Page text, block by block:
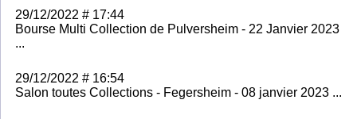
29/12/2022 # 17:44
Bourse Multi Collection de Pulversheim - 22 Janvier 2023
...
29/12/2022 # 16:54
Salon toutes Collections - Fegersheim - 08 janvier 2023 ...